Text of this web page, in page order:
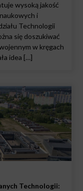
wysoką jakość
i
Technologii
się doszukiwać
w kręgach
idea […]
Technologii: